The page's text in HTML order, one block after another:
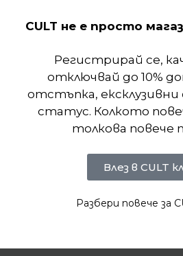
CULT не е просто
Регистрирай се,
отключвай до 10%
отстъпка,
статус. Колкото
толкова повече
Влез в CULT
Разбери повече за